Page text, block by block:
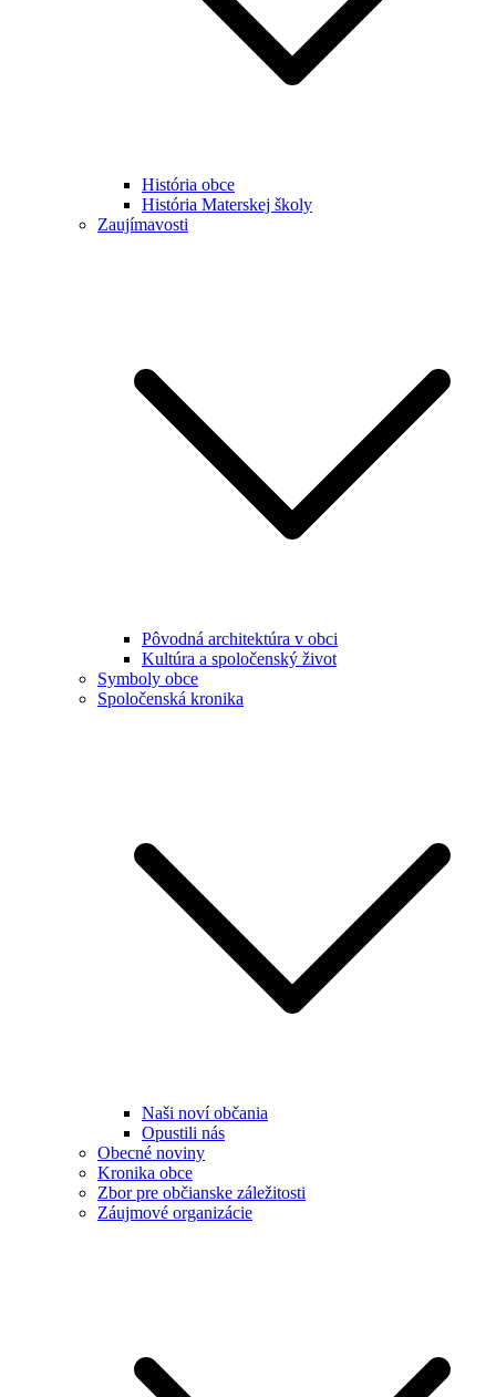
História obce
História Materskej školy
Zaujímavosti
Pôvodná architektúra v obci
Kultúra a spoločenský život
Symboly obce
Spoločenská kronika
Naši noví občania
Opustili nás
Obecné noviny
Kronika obce
Zbor pre občianske záležitosti
Záujmové organizácie